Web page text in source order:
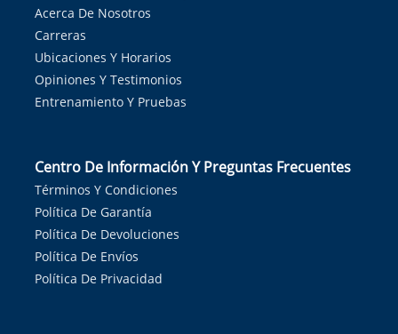
Acerca De Nosotros
Carreras
Ubicaciones Y Horarios
Opiniones Y Testimonios
Entrenamiento Y Pruebas
Centro De Información Y Preguntas Frecuentes
Términos Y Condiciones
Política De Garantía
Política De Devoluciones
Política De Envíos
Política De Privacidad